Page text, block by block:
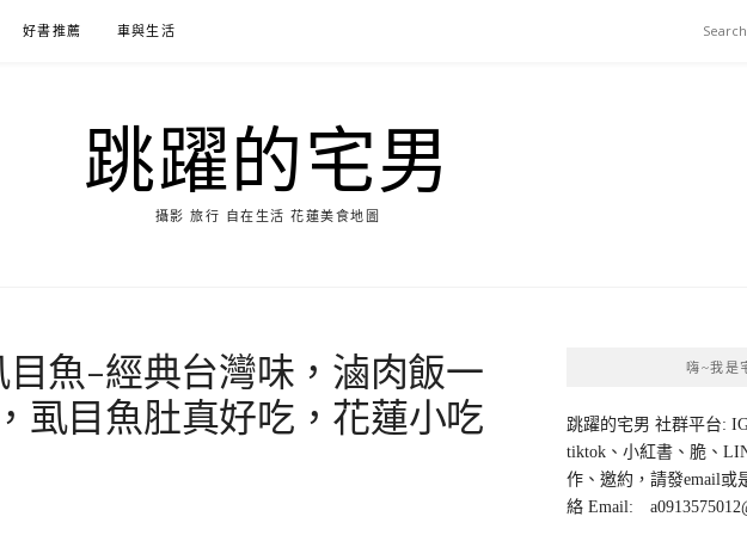
好書推薦 車與生活
跳躍的宅男
攝影 旅行 自在生活 花蓮美食地圖
魚-經典台灣味，滷肉飯一
虱目魚肚真好吃，花蓮小吃
嗨~我是
跳躍的宅男 社群平台: IG
tiktok、小紅書、脆、
作、邀約，請發email或
絡 Email: